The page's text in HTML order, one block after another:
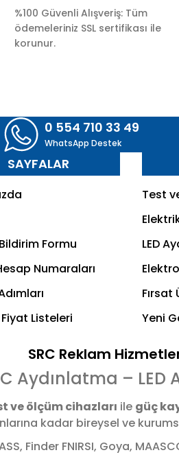
%100 Güvenli Alışveriş: Tüm
ödemeleriniz SSL sertifikası ile
korunur.
0 554 710 33 49
WhatsApp Destek
SAYFALAR
Formu
Numaraları
Listeleri
Test
LED
Fırsat
Yeni
SRC Reklam
Aydınlatma –
ve ölçüm cihazları ile güç
kadar bireysel ve
Finder FNIRSI, Goya,